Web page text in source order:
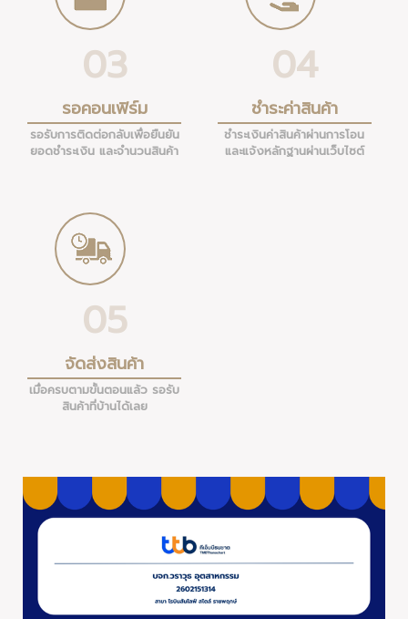
03
รอคอนเฟิร์ม
รอรับการติดต่อกลับเพื่อยืนยัน
ยอดชำระเงิน และจำนวนสินค้า
04
ชำระค่าสินค้า
ชำระเงินค่าสินค้าผ่านการโอน
และแจ้งหลักฐานผ่านเว็บไซต์
05
จัดส่งสินค้า
เมื่อครบตามขั้นตอนแล้ว รอรับ
สินค้าที่บ้านได้เลย